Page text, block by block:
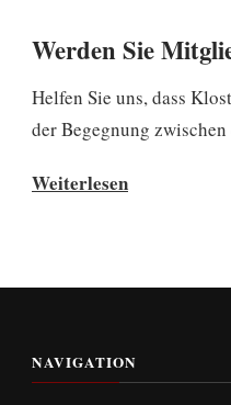
helfen
Werden Sie
Helfen Sie uns, dass
der Begegnung
WeiterlesenWerden
NAVIGATION